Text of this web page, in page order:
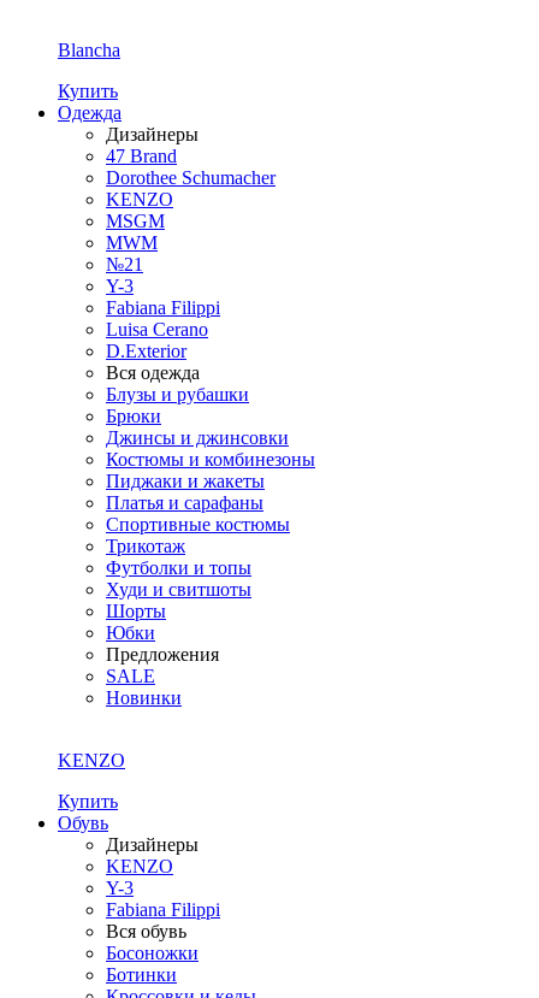
Blancha
Купить
Одежда
Дизайнеры
47 Brand
Dorothee Schumacher
KENZO
MSGM
MWM
№21
Y-3
Fabiana Filippi
Luisa Cerano
D.Exterior
Вся одежда
Блузы и рубашки
Брюки
Джинсы и джинсовки
Костюмы и комбинезоны
Пиджаки и жакеты
Платья и сарафаны
Спортивные костюмы
Трикотаж
Футболки и топы
Худи и свитшоты
Шорты
Юбки
Предложения
SALE
Новинки
KENZO
Купить
Обувь
Дизайнеры
KENZO
Y-3
Fabiana Filippi
Вся обувь
Босоножки
Ботинки